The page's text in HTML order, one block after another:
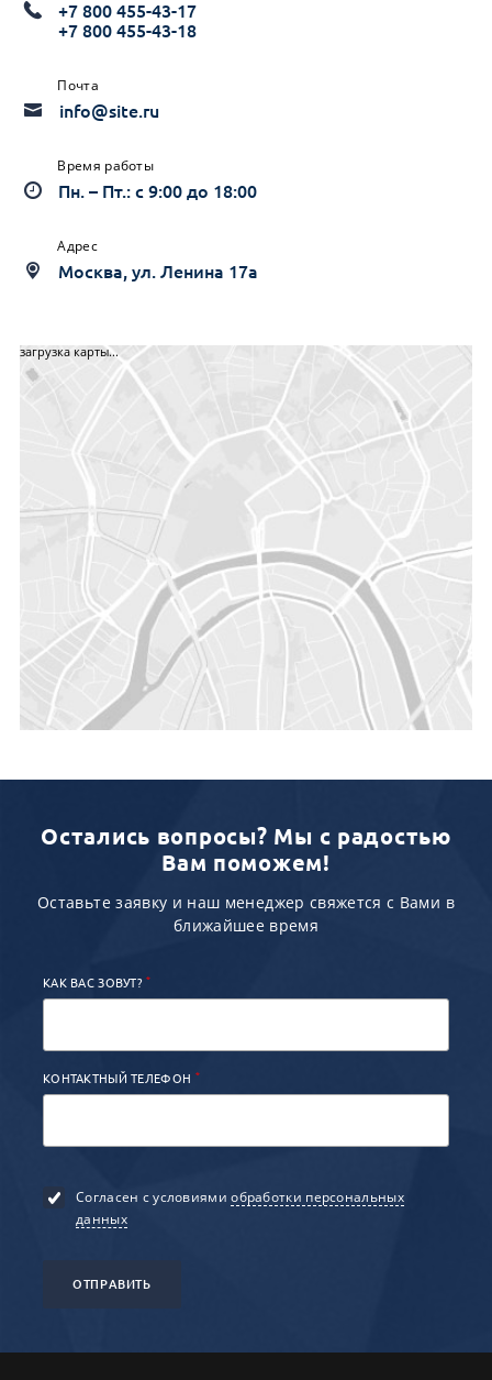
+7 800 455-43-17
+7 800 455-43-18
Почта
info@site.ru
Время работы
Пн. – Пт.: с 9:00 до 18:00
Адрес
Москва,ул. Ленина 17а
загрузка карты...
Остались вопросы? Мы с радостью
Вам поможем!
Оставьте заявку и наш менеджер свяжется с Вами в
ближайшее время
КАК ВАС ЗОВУТ? *
КОНТАКТНЫЙ ТЕЛЕФОН *
Согласен с условиямиобработки персональных
данных
ОТПРАВИТЬ